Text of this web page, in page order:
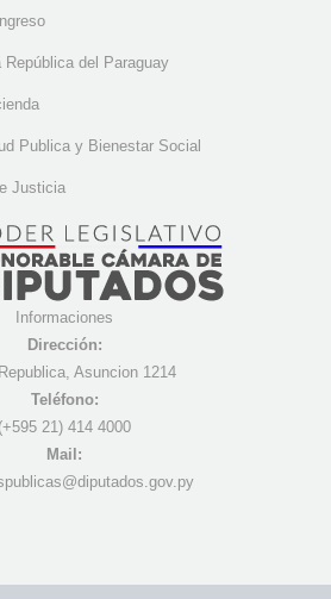
República del Paraguay
Publica y Bienestar Social
Justicia
Informaciones
Dirección:
Asuncion 1214
Teléfono:
(+595 21) 414 4000
Mail: